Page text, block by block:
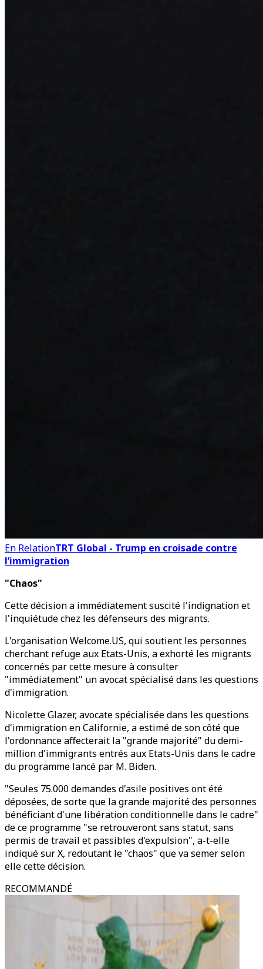
En RelationTRT Global - Trump en croisade contre
l’immigration
"Chaos"
Cette décision a immédiatement suscité l'indignation et
l'inquiétude chez les défenseurs des migrants.
L'organisation Welcome.US, qui soutient les personnes
cherchant refuge aux Etats-Unis, a exhorté les migrants
concernés par cette mesure à consulter
"immédiatement" un avocat spécialisé dans les questions
d'immigration.
Nicolette Glazer, avocate spécialisée dans les questions
d'immigration en Californie, a estimé de son côté que
l'ordonnance affecterait la "grande majorité" du demi-
million d'immigrants entrés aux Etats-Unis dans le cadre
du programme lancé par M. Biden.
"Seules 75.000 demandes d'asile positives ont été
déposées, de sorte que la grande majorité des personnes
bénéficiant d'une libération conditionnelle dans le cadre"
de ce programme "se retrouveront sans statut, sans
permis de travail et passibles d'expulsion", a-t-elle
indiqué sur X, redoutant le "chaos" que va semer selon
elle cette décision.
RECOMMANDÉ